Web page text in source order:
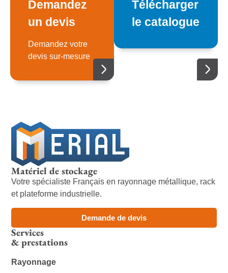
Demandez
un devis
Demandez votre
devis sur-mesure
Télécharger
le catalogue
Matériel de stockage
Votre spécialiste Français en rayonnage métallique, rack
et plateforme industrielle.
Demande de devis
Services
& prestations
Rayonnage